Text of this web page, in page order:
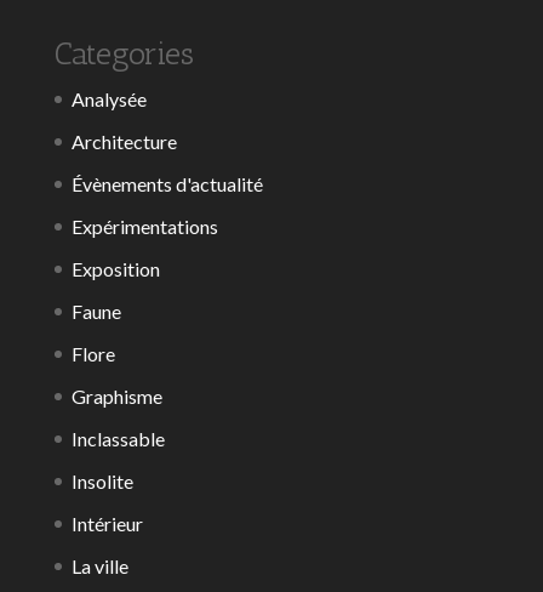
Categories
Analysée
Architecture
Évènements d'actualité
Expérimentations
Exposition
Faune
Flore
Graphisme
Inclassable
Insolite
Intérieur
La ville